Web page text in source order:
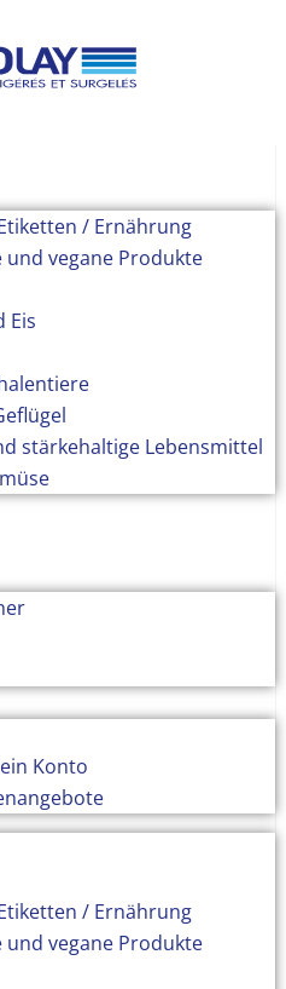
/ Ernährung
und vegane Produkte
Eis
stärkehaltige Lebensmittel
Konto
/ Ernährung
und vegane Produkte